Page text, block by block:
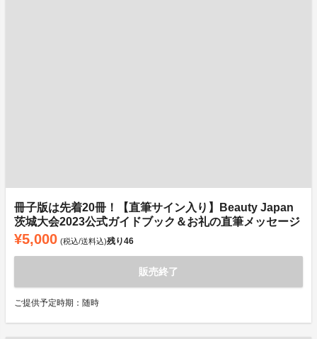
冊子版は先着20冊！【直筆サイン入り】Beauty Japan
茨城大会2023公式ガイドブック＆お礼の直筆メッセージ
¥5,000 (税込/送料込)残り46
販売終了
ご提供予定時期：随時